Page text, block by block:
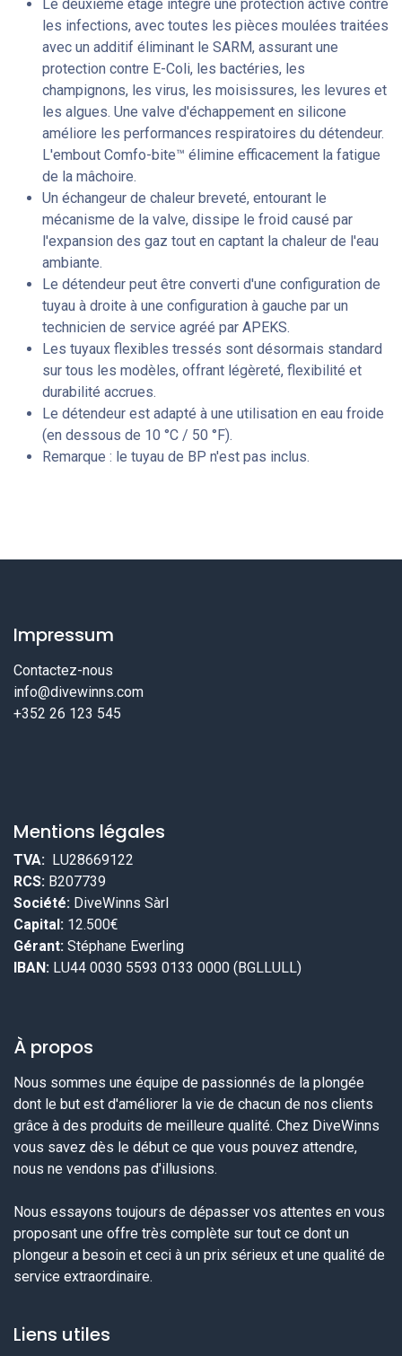
Le deuxième étage intègre une protection active contre
les infections, avec toutes les pièces moulées traitées
avec un additif éliminant le SARM, assurant une
protection contre E-Coli, les bactéries, les
champignons, les virus, les moisissures, les levures et
les algues. Une valve d'échappement en silicone
améliore les performances respiratoires du détendeur.
L'embout Comfo-bite™ élimine efficacement la fatigue
de la mâchoire.
Un échangeur de chaleur breveté, entourant le
mécanisme de la valve, dissipe le froid causé par
l'expansion des gaz tout en captant la chaleur de l'eau
ambiante.
Le détendeur peut être converti d'une configuration de
tuyau à droite à une configuration à gauche par un
technicien de service agréé par APEKS.
Les tuyaux flexibles tressés sont désormais standard
sur tous les modèles, offrant légèreté, flexibilité et
durabilité accrues.
Le détendeur est adapté à une utilisation en eau froide
(en dessous de 10 °C / 50 °F).
Remarque : le tuyau de BP n'est pas inclus.
Impressum
Contactez-nous
info@divewinns.com
+352 26 123 545
Mentions légales
TVA: LU28669122
RCS: B207739
Société: DiveWinns Sàrl
Capital: 12.500€
Gérant: Stéphane Ewerling
IBAN: LU44 0030 5593 0133 0000 (BGLLULL)
À propos
Nous sommes une équipe de passionnés de la plongée
dont le but est d'améliorer la vie de chacun de nos clients
grâce à des produits de meilleure qualité. Chez DiveWinns
vous savez dès le début ce que vous pouvez attendre,
nous ne vendons pas d'illusions.
Nous essayons toujours de dépasser vos attentes en vous
proposant une offre très complète sur tout ce dont un
plongeur a besoin et ceci à un prix sérieux et une qualité de
service extraordinaire.
Liens utiles